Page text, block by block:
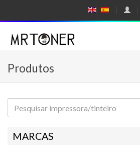
N
SP
Produtos
MARCAS